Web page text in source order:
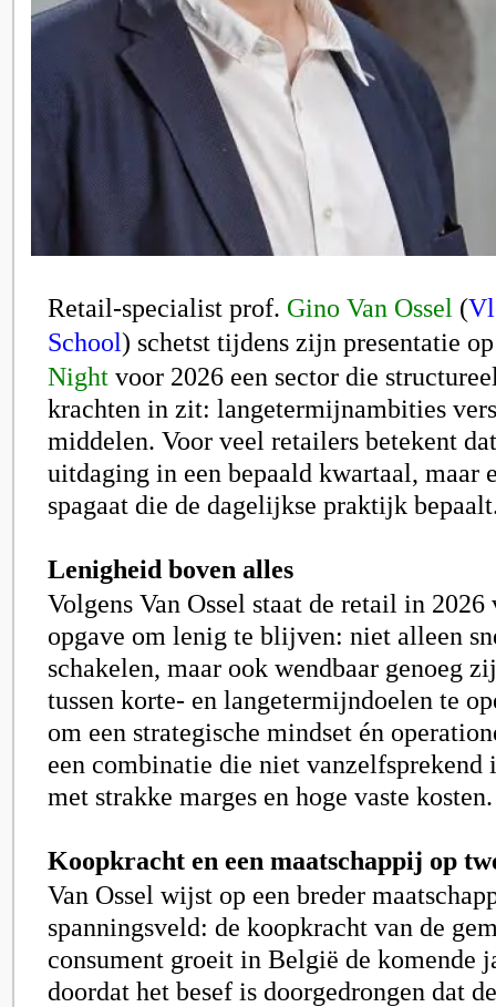
Retail-specialist prof. Gino Van Ossel (
School) schetst tijdens zijn presentatie
Night voor 2026 een sector die
krachten in zit: langetermijnambities
middelen. Voor veel retailers betekent
uitdaging in een bepaald kwartaal, maar
spagaat die de dagelijkse praktijk
Lenigheid boven alles
Volgens Van Ossel staat de retail in
opgave om lenig te blijven: niet alleen
schakelen, maar ook wendbaar genoeg
tussen korte- en langetermijndoelen te
om een strategische mindset én
een combinatie die niet vanzelfsprekend
met strakke marges en hoge vaste kosten.
Koopkracht en een maatschappij op
Van Ossel wijst op een breder
spanningsveld: de koopkracht van de
consument groeit in België de komende
doordat het besef is doorgedrongen dat